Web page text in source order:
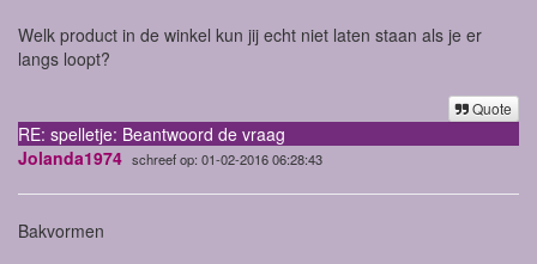
Welk product in de winkel kun jij echt niet laten staan als je er
langs loopt?
Quote
RE: spelletje: Beantwoord de vraag
Jolanda1974 schreef op: 01-02-2016 06:28:43
Bakvormen